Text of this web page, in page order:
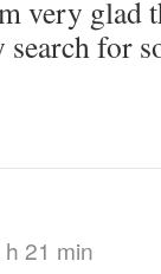
very glad
for
21 min